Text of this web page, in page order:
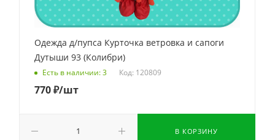
Одежда д/пупса Курточка ветровка и сапоги
Дутыши 93 (Колибри)
Есть в наличии: 3 Код: 120809
770₽/шт
В КОРЗИНУ